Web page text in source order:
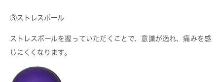
③ストレスボール
ストレスボールを握っていただくことで、意識が逸れ、痛みを感
じにくくなります。